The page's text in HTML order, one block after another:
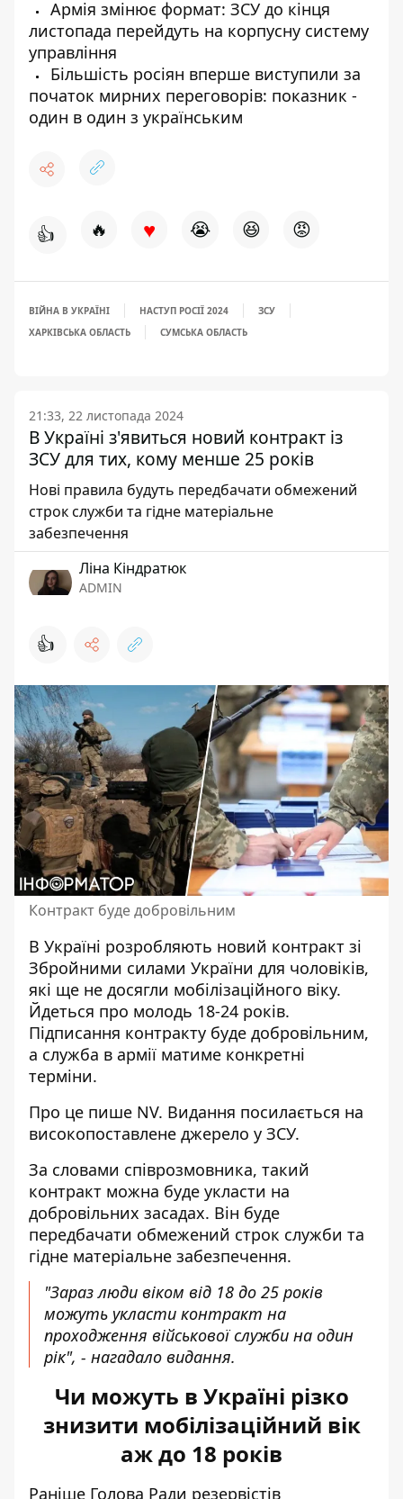
Армія змінює формат: ЗСУ до кінця
листопада перейдуть на корпусну систему
управління
Більшість росіян вперше виступили за
початок мирних переговорів: показник -
один в один з українським
👍 🔥 ♥ 😭 😆 😡
ВІЙНА В УКРАЇНІ НАСТУП РОСІЇ 2024
ЗСУ
ХАРКІВСЬКА ОБЛАСТЬ
СУМСЬКА ОБЛАСТЬ
21:33, 22 листопада 2024
В Україні з'явиться новий контракт із
ЗСУ для тих, кому менше 25 років
Нові правила будуть передбачати обмежений
строк служби та гідне матеріальне
забезпечення
Ліна Кіндратюк
ADMIN
👍
Контракт буде добровільним
В Україні розробляють новий контракт зі
Збройними силами України для чоловіків,
які ще не досягли мобілізаційного віку.
Йдеться про молодь 18-24 років.
Підписання контракту буде добровільним,
а служба в армії матиме конкретні
терміни.
Про це пише NV. Видання посилається на
високопоставлене джерело у ЗСУ.
За словами співрозмовника, такий
контракт можна буде укласти на
добровільних засадах. Він буде
передбачати обмежений строк служби та
гідне матеріальне забезпечення.
"Зараз люди віком від 18 до 25 років
можуть укласти контракт на
проходження військової служби на один
рік", - нагадало видання.
Чи можуть в Україні різко
знизити мобілізаційний вік
аж до 18 років
Раніше Голова Ради резервістів